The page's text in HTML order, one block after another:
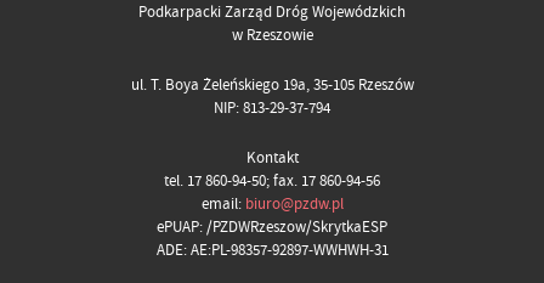
Podkarpacki Zarząd Dróg Wojewódzkich
w Rzeszowie
ul. T. Boya Żeleńskiego 19a, 35-105 Rzeszów
NIP: 813-29-37-794
Kontakt
tel. 17 860-94-50; fax. 17 860-94-56
email: biuro@pzdw.pl
ePUAP: /PZDWRzeszow/SkrytkaESP
ADE: AE:PL-98357-92897-WWHWH-31